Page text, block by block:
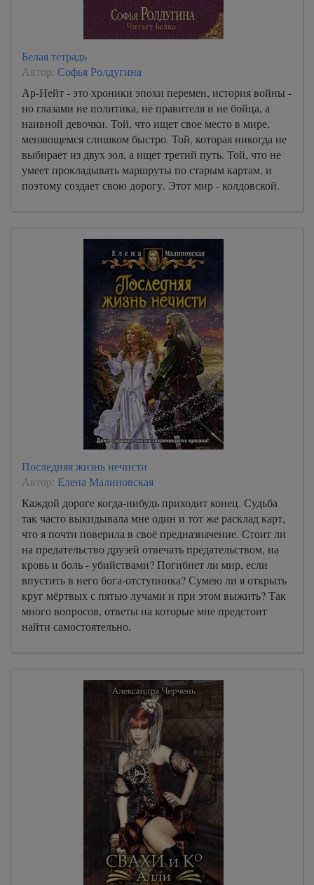
Белая тетрадь
Автор: Софья Ролдугина
Ар-Нейт - это хроники эпохи перемен, история войны -
но глазами не политика, не правителя и не бойца, а
наивной девочки. Той, что ищет свое место в мире,
меняющемся слишком быстро. Той, которая никогда не
выбирает из двух зол, а ищет третий путь. Той, что не
умеет прокладывать маршруты по старым картам, и
поэтому создает свою дорогу. Этот мир - колдовской.
Последняя жизнь нечисти
Автор: Елена Малиновская
Каждой дороге когда-нибудь приходит конец. Судьба
так часто выкидывала мне один и тот же расклад карт,
что я почти поверила в своё предназначение. Стоит ли
на предательство друзей отвечать предательством, на
кровь и боль - убийствами? Погибнет ли мир, если
впустить в него бога-отступника? Сумею ли я открыть
круг мёртвых с пятью лучами и при этом выжить? Так
много вопросов, ответы на которые мне предстоит
найти самостоятельно.